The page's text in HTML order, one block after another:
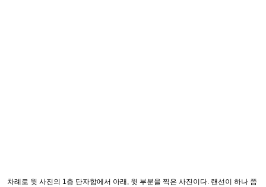
차례로 윗 사진의 1층 단자함에서 아래, 윗 부분을 찍은 사진이다. 랜선이 하나 쯤